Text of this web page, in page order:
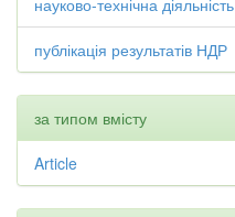
науково-технічна діяльність
публікація результатів НДР
за типом вмісту
Article